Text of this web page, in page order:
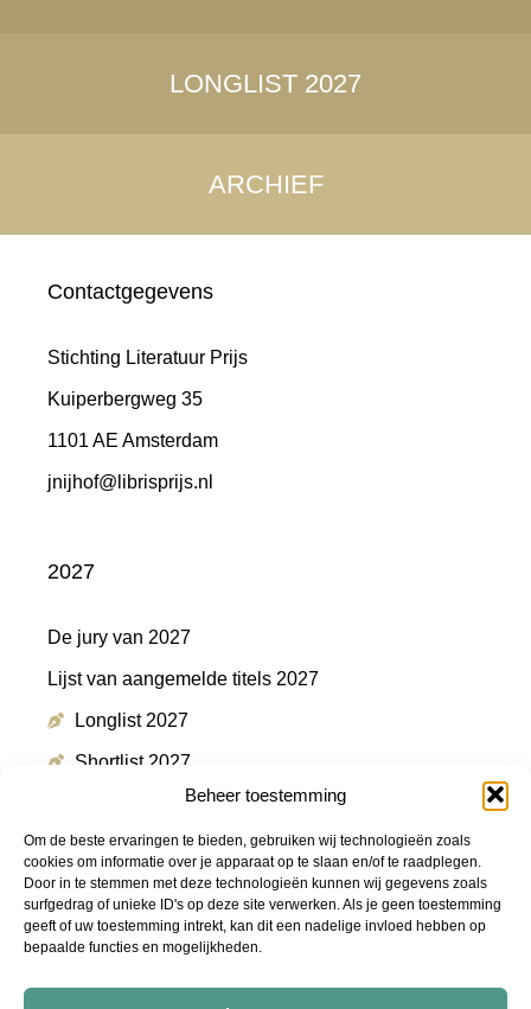
Beheer toestemming
Om de beste ervaringen te bieden, gebruiken wij technologieën zoals
cookies om informatie over je apparaat op te slaan en/of te raadplegen.
Door in te stemmen met deze technologieën kunnen wij gegevens zoals
surfgedrag of unieke ID's op deze site verwerken. Als je geen toestemming
geeft of uw toestemming intrekt, kan dit een nadelige invloed hebben op
bepaalde functies en mogelijkheden.
LONGLIST 2027
ARCHIEF
Contactgegevens
Stichting Literatuur Prijs
Kuiperbergweg 35
1101 AE Amsterdam
jnijhof@librisprijs.nl
2027
De jury van 2027
Lijst van aangemelde titels 2027
Longlist 2027
Shortlist 2027
Winnaar 2027
Meer informatie
Persmap